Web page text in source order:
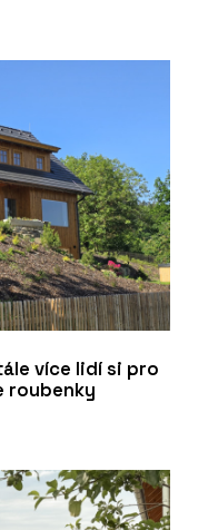
více lidí si pro
roubenky